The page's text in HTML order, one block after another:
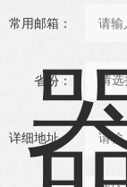
常用邮箱：
省份：
详细地址：